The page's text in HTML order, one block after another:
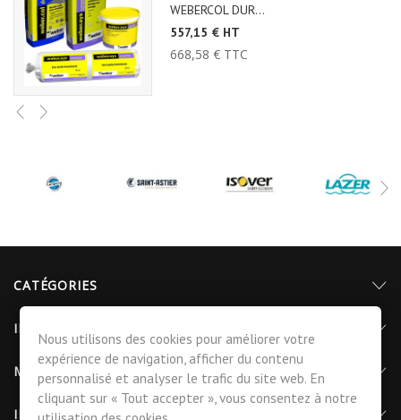
WEBERCOL DUR...
557,15 € HT
668,58 € TTC
43,37 € HT
413,04 € HT
CATÉGORIES
INFORMATIONS
MON COMPTE
INFORMATIONS DE CONTACT
Nous utilisons des cookies pour améliorer votre
expérience de navigation, afficher du contenu
personnalisé et analyser le trafic du site web. En
cliquant sur « Tout accepter », vous consentez à notre